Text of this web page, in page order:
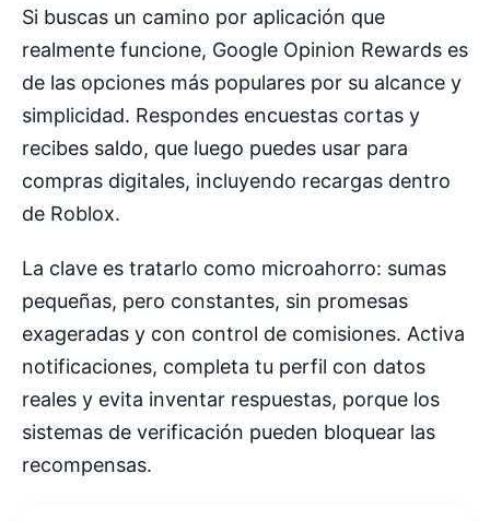
Si buscas un camino por aplicación que
realmente funcione, Google Opinion Rewards es
de las opciones más populares por su alcance y
simplicidad. Respondes encuestas cortas y
recibes saldo, que luego puedes usar para
compras digitales, incluyendo recargas dentro
de Roblox.
La clave es tratarlo como microahorro: sumas
pequeñas, pero constantes, sin promesas
exageradas y con control de comisiones. Activa
notificaciones, completa tu perfil con datos
reales y evita inventar respuestas, porque los
sistemas de verificación pueden bloquear las
recompensas.